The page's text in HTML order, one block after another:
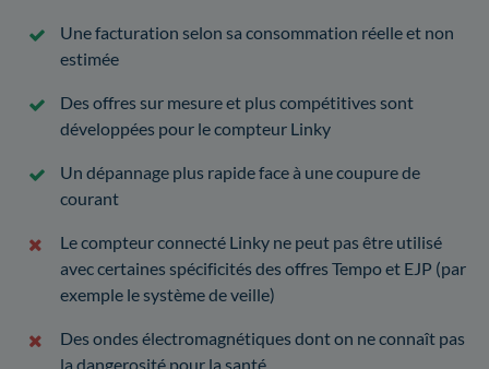
Une facturation selon sa consommation réelle et non
estimée
Des offres sur mesure et plus compétitives sont
développées pour le compteur Linky
Un dépannage plus rapide face à une coupure de
courant
Le compteur connecté Linky ne peut pas être utilisé
avec certaines spécificités des offres Tempo et EJP (par
exemple le système de veille)
Des ondes électromagnétiques dont on ne connaît pas
la dangerosité pour la santé